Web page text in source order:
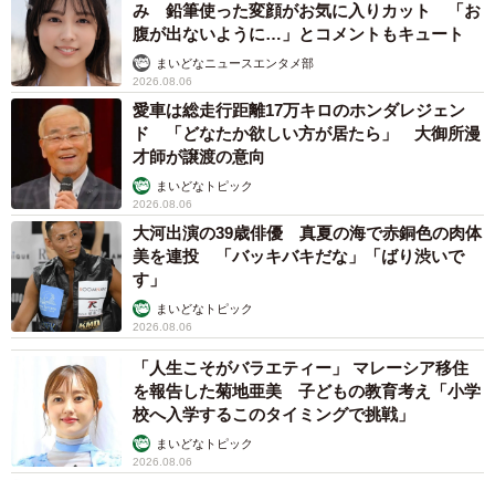
み 鉛筆使った変顔がお気に入りカット 「お
腹が出ないように…」とコメントもキュート
まいどなニュースエンタメ部
2026.08.06
愛車は総走行距離17万キロのホンダレジェン
ド 「どなたか欲しい方が居たら」 大御所漫
才師が譲渡の意向
まいどなトピック
2026.08.06
大河出演の39歳俳優 真夏の海で赤銅色の肉体
美を連投 「バッキバキだな」「ばり渋いで
す」
まいどなトピック
2026.08.06
「人生こそがバラエティー」 マレーシア移住
を報告した菊地亜美 子どもの教育考え「小学
校へ入学するこのタイミングで挑戦」
まいどなトピック
2026.08.06